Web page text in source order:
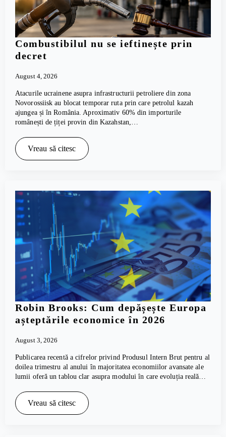
Combustibilul nu se ieftinește prin
decret
August 4, 2026
Atacurile ucrainene asupra infrastructurii petroliere din zona
Novorossiisk au blocat temporar ruta prin care petrolul kazah
ajungea și în România. Aproximativ 60% din importurile
românești de țiței provin din Kazahstan,…
Vreau să citesc
Robin Brooks: Cum depășește Europa
așteptările economice în 2026
August 3, 2026
Publicarea recentă a cifrelor privind Produsul Intern Brut pentru al
doilea trimestru al anului în majoritatea economiilor avansate ale
lumii oferă un tablou clar asupra modului în care evoluția reală…
Vreau să citesc